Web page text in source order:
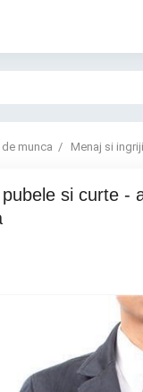
munca Menaj si